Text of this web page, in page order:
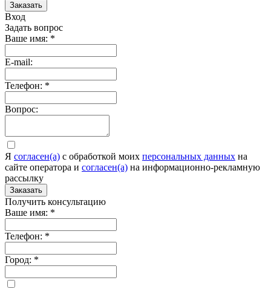
Заказать
Вход
Задать вопрос
Ваше имя: *
E-mail:
Телефон: *
Вопрос:
Я согласен(а) c обработкой моих персональных данных на
сайте оператора и согласен(а) на информационно-рекламную
рассылку
Заказать
Получить консультацию
Ваше имя: *
Телефон: *
Город: *